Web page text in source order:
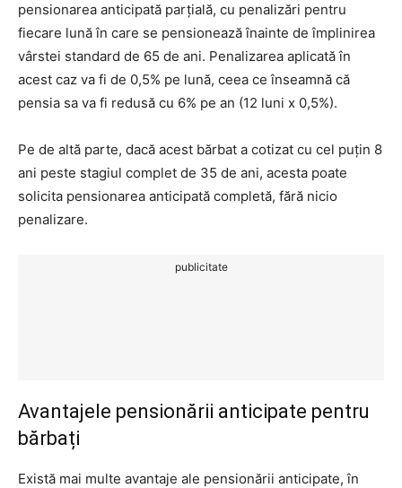
pensionarea anticipată parțială, cu penalizări pentru
fiecare lună în care se pensionează înainte de împlinirea
vârstei standard de 65 de ani. Penalizarea aplicată în
acest caz va fi de 0,5% pe lună, ceea ce înseamnă că
pensia sa va fi redusă cu 6% pe an (12 luni x 0,5%).
Pe de altă parte, dacă acest bărbat a cotizat cu cel puțin 8
ani peste stagiul complet de 35 de ani, acesta poate
solicita pensionarea anticipată completă, fără nicio
penalizare.
publicitate
Avantajele pensionării anticipate pentru
bărbați
Există mai multe avantaje ale pensionării anticipate, în